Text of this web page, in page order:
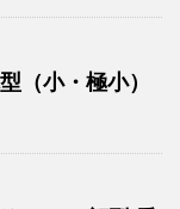
（小・極小）